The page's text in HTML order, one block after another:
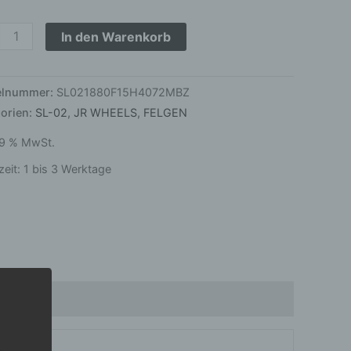
In den Warenkorb
SL021880F15H4072MBZ
SL-02, JR WHEELS, FELGEN
% MwSt.
1 bis 3 Werktage